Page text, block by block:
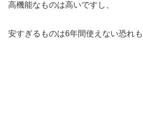
高機能なものは高いですし、
安すぎるものは6年間使えない恐れも